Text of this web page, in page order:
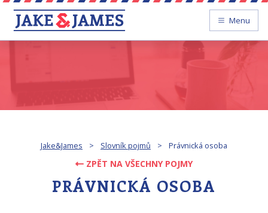
Menu
Jake&James > Slovník pojmů > Právnická osoba
ZPĚT NA VŠECHNY POJMY
PRÁVNICKÁ OSOBA